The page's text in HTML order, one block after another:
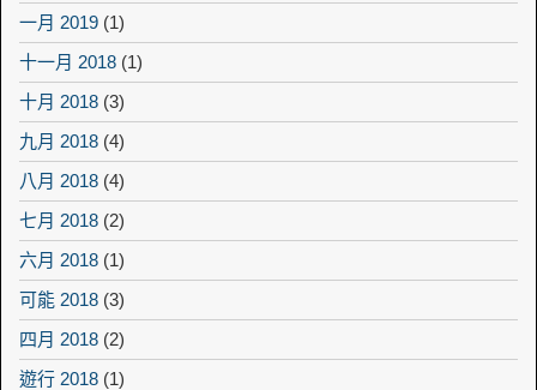
一月 2019 (1)
十一月 2018 (1)
十月 2018 (3)
九月 2018 (4)
八月 2018 (4)
七月 2018 (2)
六月 2018 (1)
可能 2018 (3)
四月 2018 (2)
遊行 2018 (1)